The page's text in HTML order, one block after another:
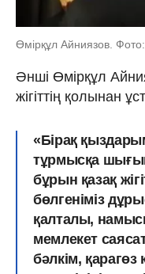
Өмірқұл Айниязов.
Әнші Өмірқұл
жігіттің қолынан
«Бірақ
тұрмысқа
бұрын қазақ
бөлгеніміз
қалталы,
мемлекет
бәлкім,